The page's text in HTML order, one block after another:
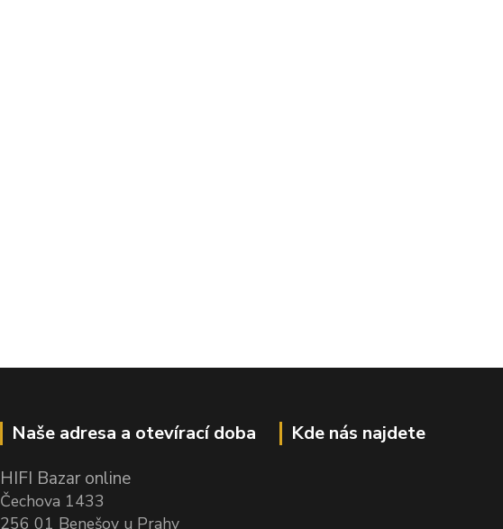
Naše adresa a otevírací doba
HIFI Bazar online
Čechova 1433
256 01 Benešov u Prahy
Kde nás najdete